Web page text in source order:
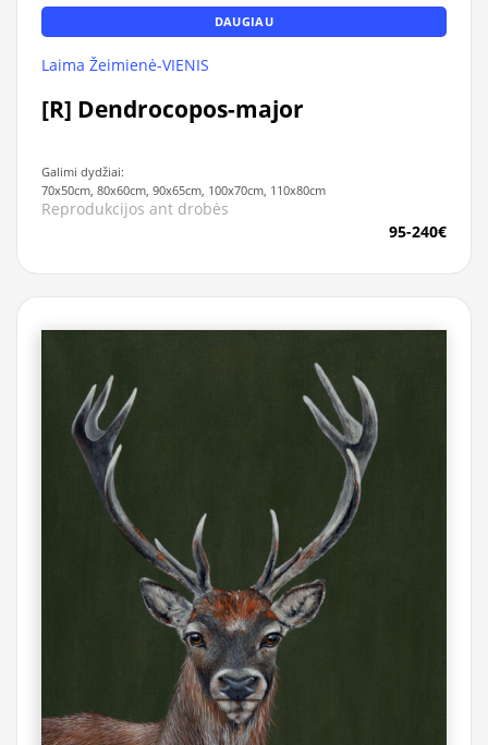
DAUGIAU
Laima Žeimienė-VIENIS
[R] Dendrocopos-major
Galimi dydžiai:
70x50cm, 80x60cm, 90x65cm, 100x70cm, 110x80cm
Reprodukcijos ant drobės
95-240€